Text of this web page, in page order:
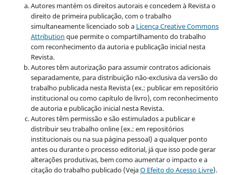
Autores mantém os direitos autorais e concedem à Revista o
direito de primeira publicação, com o trabalho
simultaneamente licenciado sob a Licença Creative Commons
Attribution que permite o compartilhamento do trabalho
com reconhecimento da autoria e publicação inicial nesta
Revista.
Autores têm autorização para assumir contratos adicionais
separadamente, para distribuição não-exclusiva da versão do
trabalho publicada nesta Revista (ex.: publicar em repositório
institucional ou como capítulo de livro), com reconhecimento
de autoria e publicação inicial nesta Revista.
Autores têm permissão e são estimulados a publicar e
distribuir seu trabalho online (ex.: em repositórios
institucionais ou na sua página pessoal) a qualquer ponto
antes ou durante o processo editorial, já que isso pode gerar
alterações produtivas, bem como aumentar o impacto e a
citação do trabalho publicado (VejaO Efeito do Acesso Livre).